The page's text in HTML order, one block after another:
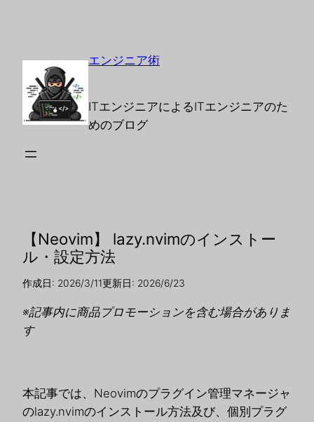
エンジニア術
ITエンジニアによるITエンジニアのた
めのブログ
【Neovim】 lazy.nvimのインストー
ル・設定方法
作成日: 2026/3/11更新日: 2026/6/23
※記事内に商品プロモーションを含む場合がありま
す
本記事では、Neovimのプラグイン管理マネージャ
のlazy.nvimのインストール方法及び、個別プラグ